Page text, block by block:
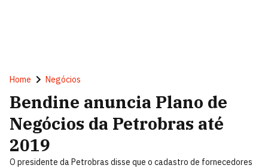
Home Negócios
Bendine anuncia Plano de
Negócios da Petrobras até
2019
O presidente da Petrobras disse que o cadastro de fornecedores